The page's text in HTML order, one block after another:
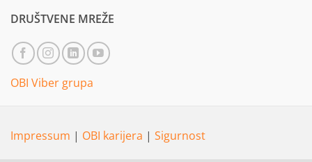
DRUŠTVENE MREŽE
OBI Viber grupa
Impressum | OBI karijera | Sigurnost